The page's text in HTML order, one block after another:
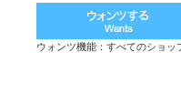
ウォンツ機能：すべてのショ